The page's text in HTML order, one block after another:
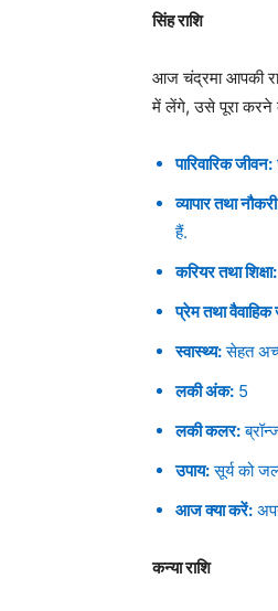
सिंह राशि
आज चंद्रमा आपकी
में लेंगे, उसे पूरा करने
पारिवारिक जीवन:
व्यापार तथा
हैं.
करियर तथा शिक्षा:
प्रेम तथा
स्वास्थ्य:सेहत
लकी अंक: 5
लकी कलर:
उपाय:सूर्य को
आज क्या करें:
कन्या राशि